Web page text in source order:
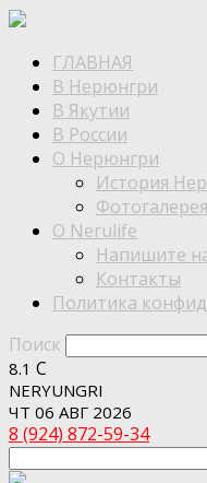
ГЛАВНАЯ
В Нерюнгри
В Якутии
В России
О Нерюнгри
История
Фотогалерея
О Nerulife
Напишите
Контакты
Политика
Поиск
8.1 C
NERYUNGRI
ЧТ 06 АВГ 2026
8 (924) 872-59-34